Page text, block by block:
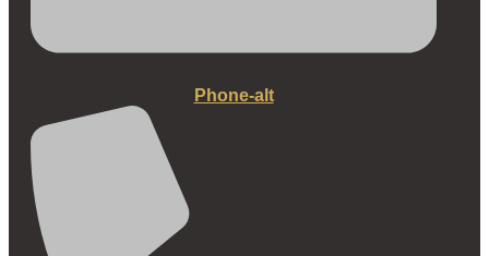
Phone-alt